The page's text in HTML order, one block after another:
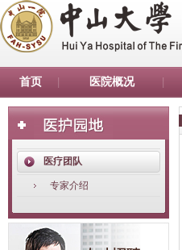
首页 医院概况
医疗团队
专家介绍